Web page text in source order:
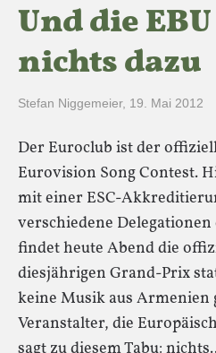
Und die
nichts dazu
Stefan Niggemeier, 19. Mai 2012
Der Euroclub ist der
Eurovision Song Contest.
mit einer ESC-
verschiedene
findet heute Abend die
diesjährigen Grand-Prix
keine Musik aus Armenien
Veranstalter, die